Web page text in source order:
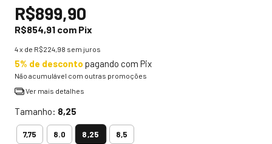
R$899,90
R$854,91 com Pix
4x de R$224,98 sem juros
5% de desconto pagando com Pix
Não acumulável com outras promoções
Ver mais detalhes
Tamanho: 8,25
7,75 8.0 8,25 8,5